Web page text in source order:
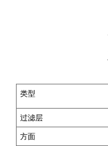
类型
过滤层
方面